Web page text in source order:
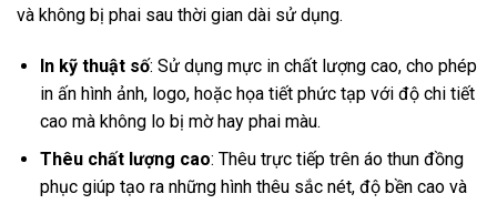
và không bị phai sau thời gian dài sử dụng.
In kỹ thuật số: Sử dụng mực in chất lượng cao, cho phép
in ấn hình ảnh, logo, hoặc họa tiết phức tạp với độ chi tiết
cao mà không lo bị mờ hay phai màu.
Thêu chất lượng cao: Thêu trực tiếp trên áo thun đồng
phục giúp tạo ra những hình thêu sắc nét, độ bền cao và